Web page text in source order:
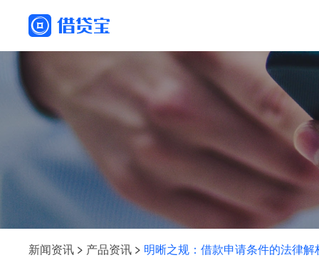
新闻资讯 产品资讯 明晰之规：借款申请条件的法律解